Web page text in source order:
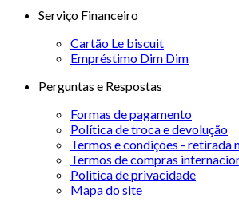
Serviço Financeiro
Cartão Le biscuit
Empréstimo Dim Dim
Perguntas e Respostas
Formas de pagamento
Política de troca e devolução
Termos e condições - retirada
Termos de compras
Politica de privacidade
Mapa do site